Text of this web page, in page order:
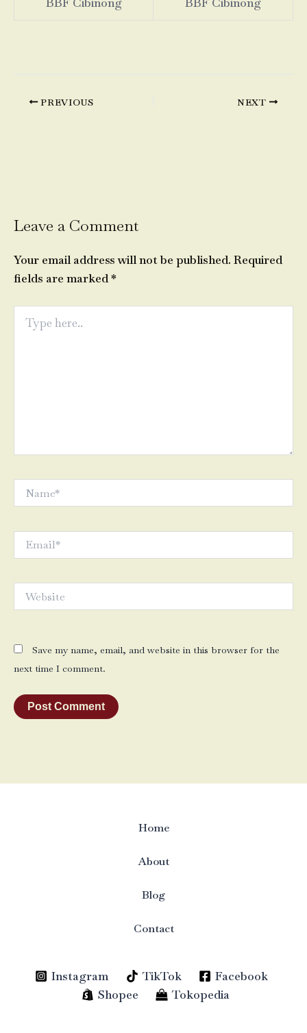
PREVIOUS NEXT
Leave a Comment
Your email address will not be published. Required
fields are marked*
here..
Save my name, email, and website in this browser for the
next time I comment.
Home
About
Blog
Contact
Instagram TikTok
Facebook
Shopee
Tokopedia